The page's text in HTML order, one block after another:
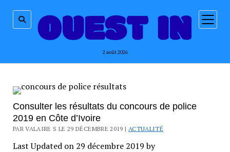
2 août 2026
ouvrir
menu
Consulter les résultats du concours de police
2019 en Côte d’Ivoire
PAR VALAIRE S LE 29 DÉCEMBRE 2019 | ACTUALITÉ
Last Updated on 29 décembre 2019 by